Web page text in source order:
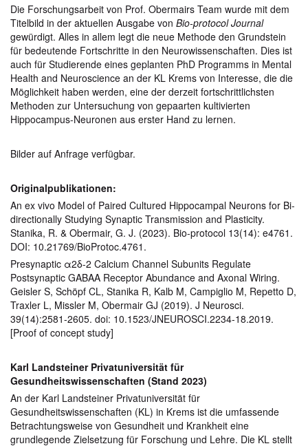
Die Forschungsarbeit von Prof. Obermairs Team wurde mit dem
Titelbild in der aktuellen Ausgabe von Bio-protocol Journal
gewürdigt. Alles in allem legt die neue Methode den Grundstein
für bedeutende Fortschritte in den Neurowissenschaften. Dies ist
auch für Studierende eines geplanten PhD Programms in Mental
Health and Neuroscience an der KL Krems von Interesse, die die
Möglichkeit haben werden, eine der derzeit fortschrittlichsten
Methoden zur Untersuchung von gepaarten kultivierten
Hippocampus-Neuronen aus erster Hand zu lernen.
Bilder auf Anfrage verfügbar.
Originalpublikationen:
An ex vivo Model of Paired Cultured Hippocampal Neurons for Bi-
directionally Studying Synaptic Transmission and Plasticity.
Stanika, R. & Obermair, G. J. (2023). Bio-protocol 13(14): e4761.
DOI: 10.21769/BioProtoc.4761.
Presynaptic α2δ-2 Calcium Channel Subunits Regulate
Postsynaptic GABAA Receptor Abundance and Axonal Wiring.
Geisler S, Schöpf CL, Stanika R, Kalb M, Campiglio M, Repetto D,
Traxler L, Missler M, Obermair GJ (2019). J Neurosci.
39(14):2581-2605. doi: 10.1523/JNEUROSCI.2234-18.2019.
[Proof of concept study]
Karl Landsteiner Privatuniversität für
Gesundheitswissenschaften (Stand 2023)
An der Karl Landsteiner Privatuniversität für
Gesundheitswissenschaften (KL) in Krems ist die umfassende
Betrachtungsweise von Gesundheit und Krankheit eine
grundlegende Zielsetzung für Forschung und Lehre. Die KL stellt